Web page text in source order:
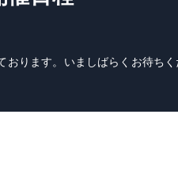
ります。いましばらくお待ちく